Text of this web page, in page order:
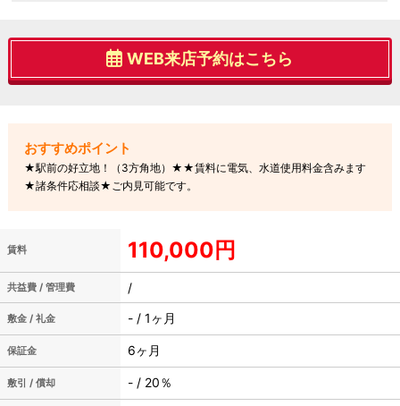
WEB来店予約はこちら
★駅前の好立地！（3方角地）★★賃料に電気、水道使用料金含みます
★諸条件応相談★ご内見可能です。
賃料 110,000円
共益費 / 管理費 /
敷金 / 礼金 - / 1ヶ月
保証金 6ヶ月
敷引 / 償却 - / 20％